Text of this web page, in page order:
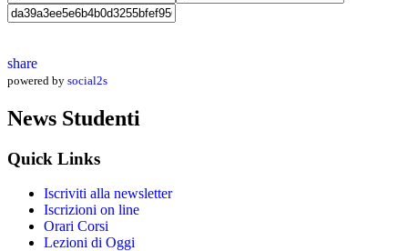
share
powered by social2s
News Studenti
Quick Links
Iscriviti alla newsletter
Iscrizioni on line
Orari Corsi
Lezioni di Oggi